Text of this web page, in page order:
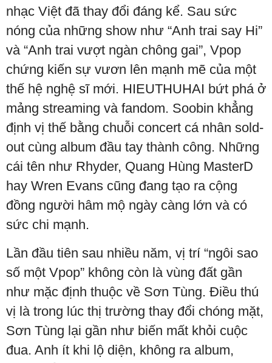
nhạc Việt đã thay đổi đáng kể. Sau sức
nóng của những show như “Anh trai say Hi”
và “Anh trai vượt ngàn chông gai”, Vpop
chứng kiến sự vươn lên mạnh mẽ của một
thế hệ nghệ sĩ mới. HIEUTHUHAI bứt phá ở
mảng streaming và fandom. Soobin khẳng
định vị thế bằng chuỗi concert cá nhân sold-
out cùng album đầu tay thành công. Những
cái tên như Rhyder, Quang Hùng MasterD
hay Wren Evans cũng đang tạo ra cộng
đồng người hâm mộ ngày càng lớn và có
sức chi mạnh.
Lần đầu tiên sau nhiều năm, vị trí “ngôi sao
số một Vpop” không còn là vùng đất gần
như mặc định thuộc về Sơn Tùng. Điều thú
vị là trong lúc thị trường thay đổi chóng mặt,
Sơn Tùng lại gần như biến mất khỏi cuộc
đua. Anh ít khi lộ diện, không ra album,